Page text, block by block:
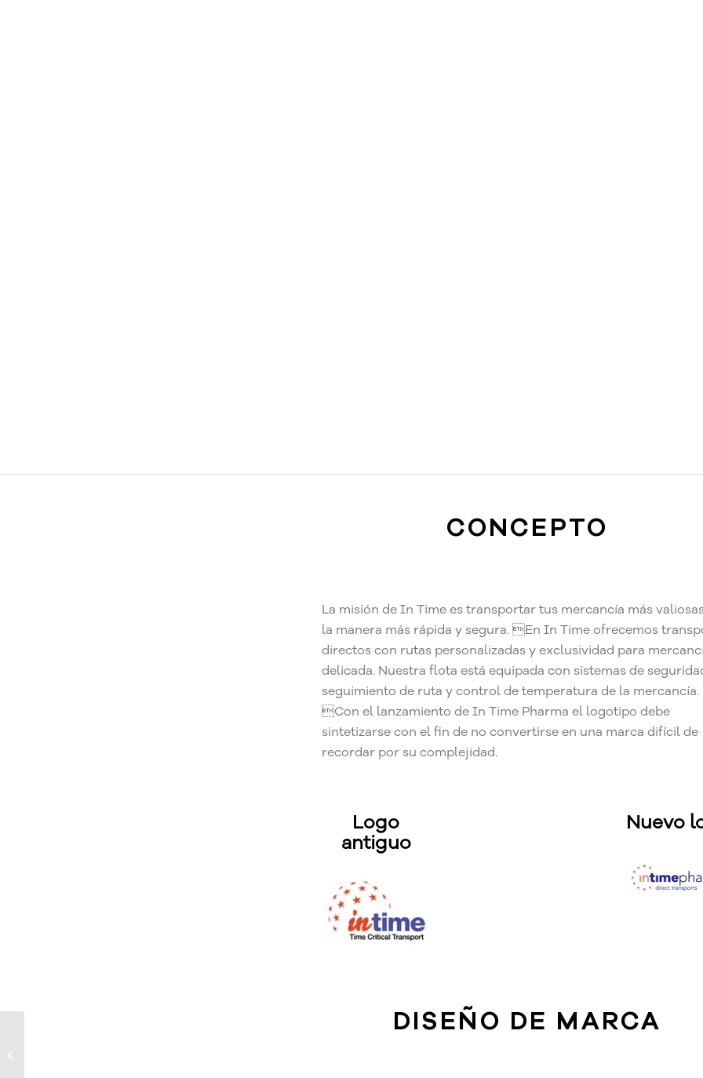
CONCEPTO
La misión de In Time es transportar tus mercancía más
la manera más rápida y segura. En In Time ofrecemos
directos con rutas personalizadas y exclusividad para
delicada. Nuestra flota está equipada con sistemas de
seguimiento de ruta y control de temperatura de la mercancía.
Con el lanzamiento de In Time Pharma el logotipo debe
sintetizarse con el fin de no convertirse en una marca difícil de
recordar por su complejidad.
Logo
antiguo
Nuevo
DISEÑO DE MARCA